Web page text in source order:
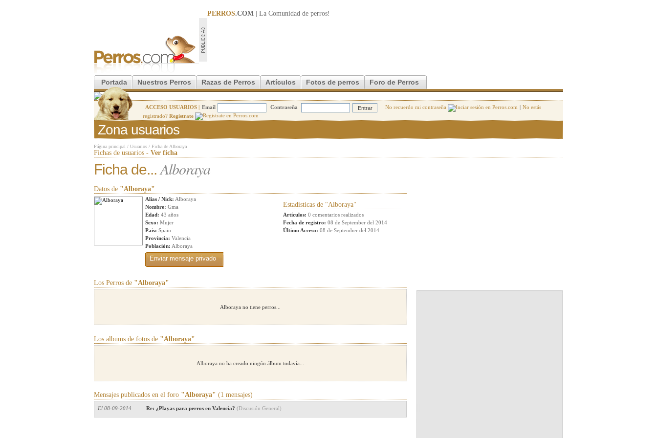
PERROS.COM | La Comunidad de perros!
Portada Nuestros Perros Razas de Perros Artículos Fotos de perros Foro de Perros
ACCESO USUARIOS | Email Contraseña No recuerdo mi contraseña | No estás
registrado? Regístrate
Zona usuarios
Página principal / Usuarios / Ficha de Alboraya
Fichas de usuarios - Ver ficha
Ficha de... Alboraya
Datos de "Alboraya"
Alias / Nick: Alboraya
Nombre: Gma
Edad: 43 años
Sexo: Mujer
Pais: Spain
Provincia: Valencia
Población: Alboraya
Estadisticas de "Alboraya"
Artículos: 0 comentarios realizados
Fecha de registro: 08 de September del 2014
Último Acceso: 08 de September del 2014
Los Perros de "Alboraya"
Alboraya no tiene perros...
Los albums de fotos de "Alboraya"
Alboraya no ha creado ningún álbum todavía...
Mensajes publicados en el foro "Alboraya" (1 mensajes)
El 08-09-2014 Re: ¿Playas para perros en Valencia? (Discusión General)